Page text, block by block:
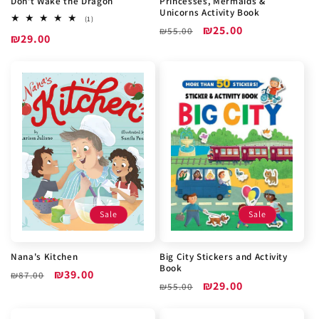
(1)1
Цена
скидкой
₪29.00
Unicorns Activity Book
Обычная
₪55.00
Цена
₪25.00
Sale
Nana's Kitchen
Обычная
₪87.00
Цена
₪39.00
Sale
Big City Stickers and Activity
Book
Обычная
₪55.00
Цена
₪29.00